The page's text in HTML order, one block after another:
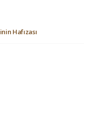
Hafızası